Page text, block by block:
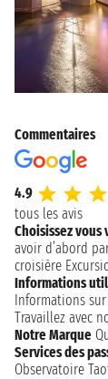
Commentaires
4.9
tous les avis
Choisissez
avoir d’abord
croisière
Informations
Informations
Travaillez avec
Notre Marque
Services des
Observatoire